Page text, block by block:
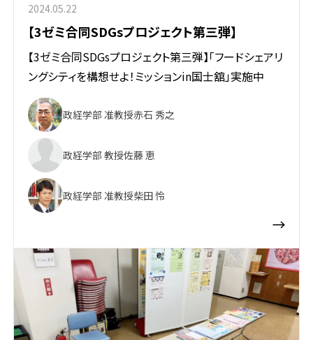
2024.05.22
【3ゼミ合同SDGsプロジェクト第三弾】
【3ゼミ合同SDGsプロジェクト第三弾】「フードシェアリ
ングシティを構想せよ！ミッションin国士舘」実施中
政経学部 准教授赤石 秀之
政経学部 教授佐藤 恵
政経学部 准教授柴田 怜